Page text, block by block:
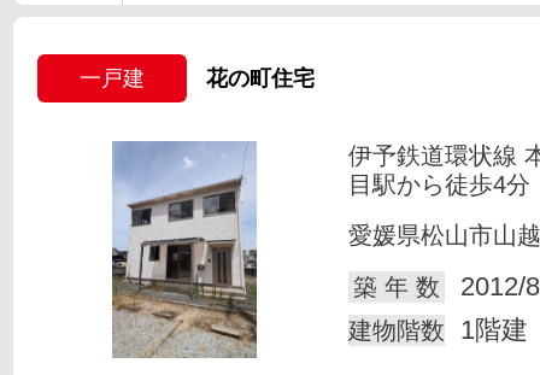
一戸建 花の町住宅
伊予鉄道環状線
目駅から徒歩4分
愛媛県松山市山
築 年 数
2012/
建物階数 1階建